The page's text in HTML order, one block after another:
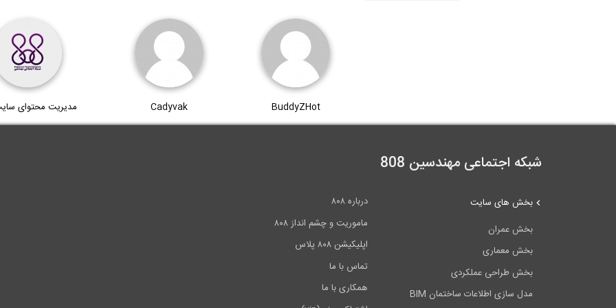
BuddyZHot
Cadyvak مدیریت محتوای
شبکه اجتماعی مهندسین 808
درباره ۸۰۸
ماموریت و چشم انداز ۸۰۸
اپلیکیشن ۸۰۸ پلاس
تماس با ما
همکاری با ما
بخش های سایت
بخش عمران
بخش معماری
بخش طراحی عملکردی
مدل سازی اطلاعات ساختمان BIM